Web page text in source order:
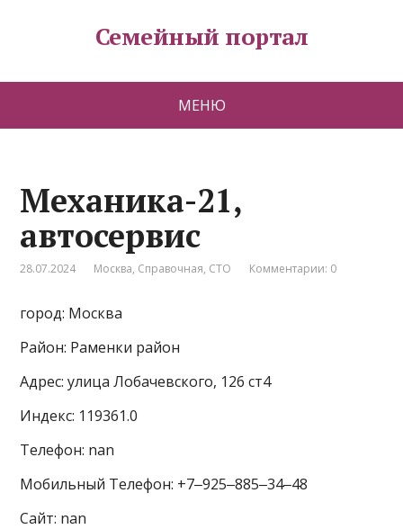
Семейный портал
МЕНЮ
Механика-21,
автосервис
28.07.2024 Москва, Справочная, СТО Комментарии: 0
город: Москва
Район: Раменки район
Адрес: улица Лобачевского, 126 ст4
Индекс: 119361.0
Телефон: nan
Мобильный Телефон: +7‒925‒885‒34‒48
Сайт: nan